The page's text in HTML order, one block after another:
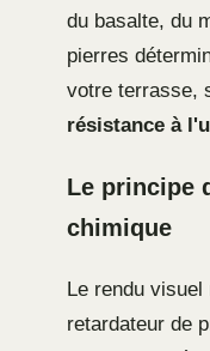
du basalte, du
pierres
votre terrasse,
résistance à
Le principe
chimique
Le rendu
retardateur de